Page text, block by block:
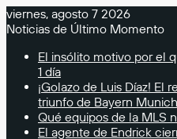
viernes, agosto 7 2026
Noticias de Último Momento
El insólito motivo por el
1 día
¡Golazo de Luis Díaz! El
triunfo de Bayern
Qué equipos de la MLS
El agente de Endrick